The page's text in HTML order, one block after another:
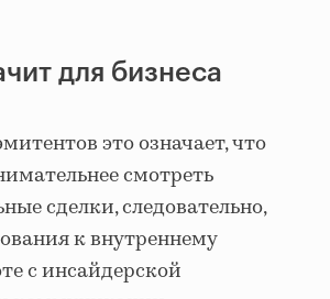
для бизнеса
это означает, что
смотреть
сделки, следовательно,
к внутреннему
с инсайдерской